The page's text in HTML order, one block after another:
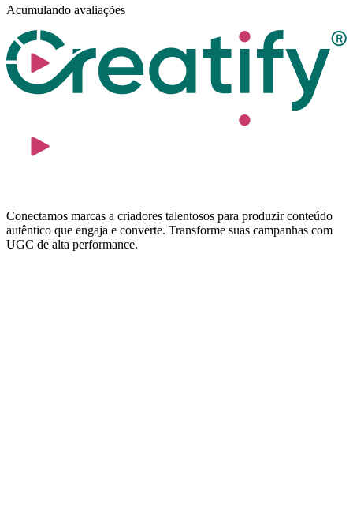
Acumulando avaliações
Conectamos marcas a criadores talentosos para produzir conteúdo
autêntico que engaja e converte. Transforme suas campanhas com
UGC de alta performance.